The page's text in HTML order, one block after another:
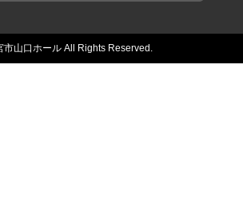
市山口ホール All Rights Reserved.